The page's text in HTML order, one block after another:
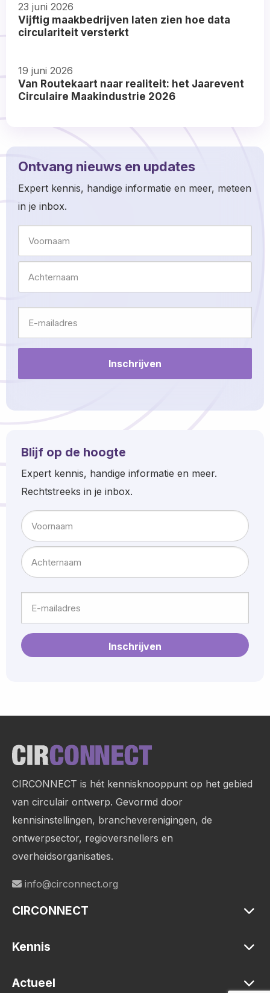
more
about
23 juni 2026
Vijftig maakbedrijven laten zien hoe data
circulariteit versterkt
more
about
19 juni 2026
Van Routekaart naar realiteit: het Jaarevent
Circulaire Maakindustrie 2026
Ontvang nieuws en updates
Expert kennis, handige informatie en meer, meteen
in je inbox.
Blijf op de hoogte
Expert kennis, handige informatie en meer.
Rechtstreeks in je inbox.
Naam
Voornaam
Site
footer
CIRCONNECT is hét kennisknooppunt op het gebied
van circulair ontwerp. Gevormd door
kennisinstellingen, brancheverenigingen, de
ontwerpsector, regioversnellers en
overheidsorganisaties.
info@circonnect.org
CIRCONNECT
Kennis
Actueel